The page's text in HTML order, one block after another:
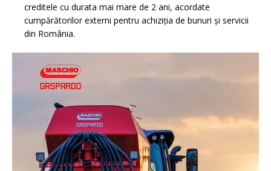
creditele cu durata mai mare de 2 ani, acordate
cumpărătorilor externi pentru achiziția de bunuri și servicii
din România.